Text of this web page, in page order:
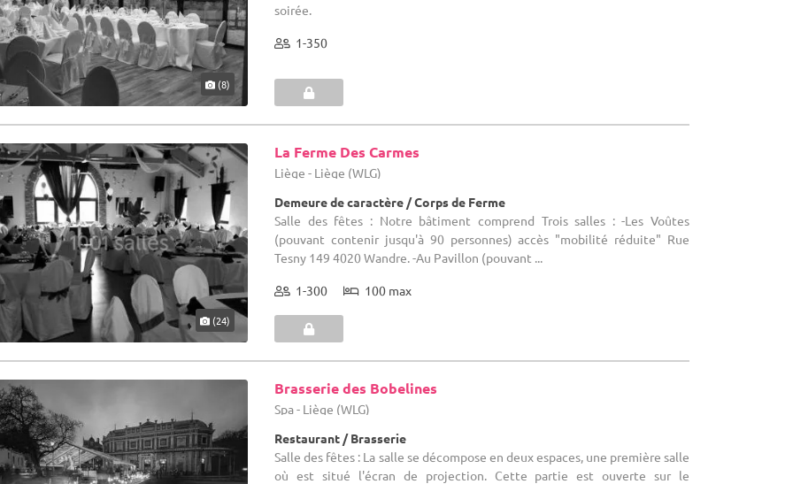
(8)
soirée.
1-350
(24)
La Ferme Des Carmes
Liège - Liège (WLG)
Demeure de caractère / Corps de Ferme
Salle des fêtes : Notre bâtiment comprend Trois salles : -Les Voûtes
(pouvant contenir jusqu'à 90 personnes) accès "mobilité réduite" Rue
Tesny 149 4020 Wandre. -Au Pavillon (pouvant ...
1-300 100 max
Brasserie des Bobelines
Spa - Liège (WLG)
Restaurant / Brasserie
Salle des fêtes : La salle se décompose en deux espaces, une première salle
où est situé l'écran de projection. Cette partie est ouverte sur le